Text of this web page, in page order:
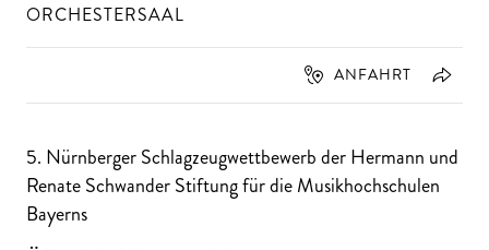
ORCHESTERSAAL
ANFAHRT
5. Nürnberger Schlagzeugwettbewerb der Hermann und
Renate Schwander Stiftung für die Musikhochschulen
Bayerns